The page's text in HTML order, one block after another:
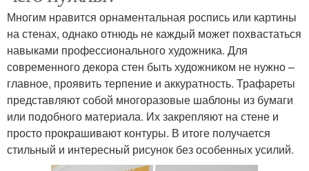
Многим нравится орнаментальная роспись или картины
на стенах, однако отнюдь не каждый может похвастаться
навыками профессионального художника. Для
современного декора стен быть художником не нужно –
главное, проявить терпение и аккуратность. Трафареты
представляют собой многоразовые шаблоны из бумаги
или подобного материала. Их закрепляют на стене и
просто прокрашивают контуры. В итоге получается
стильный и интересный рисунок без особенных усилий.